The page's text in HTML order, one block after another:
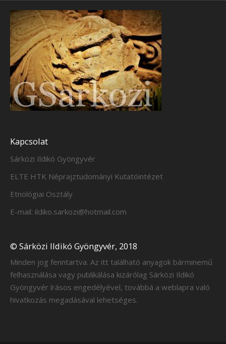
Kapcsolat
Sárközi Ildikó Gyöngyvér
ELTE HTK Néprajztudományi Kutatóintézet
Etnológiai Osztály
E-mail: ildiko.sarkozi@hotmail.com
© Sárközi Ildikó Gyöngyvér, 2018
Minden jog fenntartva. Az itt található anyagok bárminemű
felhasználása vagy publikálása kizárólag Sárközi Ildikó
Gyöngyvér írásos engedélyével, továbbá a weblapra való
hivatkozás megadásával lehetséges.